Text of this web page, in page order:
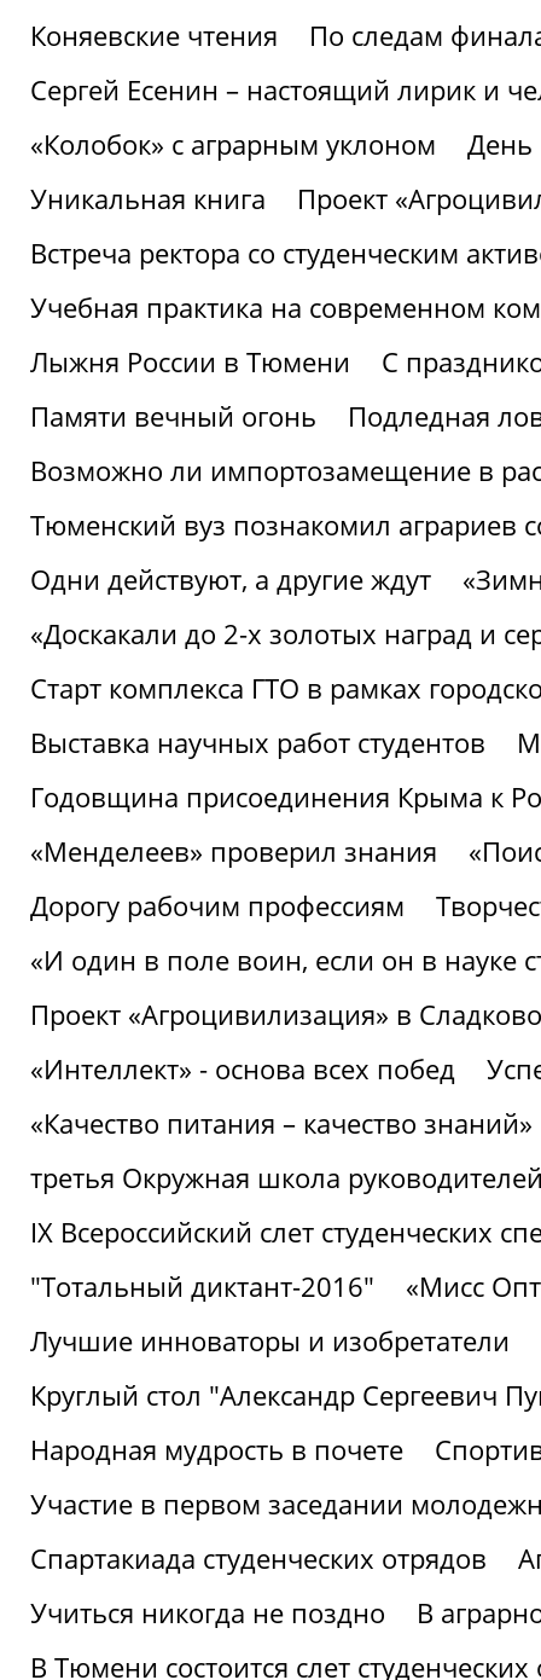
Коняевские чтения
По следам
Сергей Есенин – настоящий лирик и
«Колобок» с аграрным уклоном
День
Уникальная книга
Проект
Встреча ректора со студенческим
Учебная практика на современном
Лыжня России в Тюмени
С
Памяти вечный огонь
Подледная
Возможно ли импортозамещение в
Тюменский вуз познакомил аграриев
Одни действуют, а другие ждут
«Доскакали до 2-х золотых наград и
Старт комплекса ГТО в рамках
Выставка научных работ студентов
Годовщина присоединения Крыма к
«Менделеев» проверил знания
Дорогу рабочим профессиям
«И один в поле воин, если он в науке
Проект «Агроцивилизация» в Сладково
«Интеллект» - основа всех побед
«Качество питания – качество знаний»
третья Окружная школа
IХ Всероссийский слет студенческих
"Тотальный диктант-2016"
«Мисс
Лучшие инноваторы и изобретатели
Круглый стол "Александр Сергеевич
Народная мудрость в почете
Участие в первом заседании
Спартакиада студенческих отрядов
Учиться никогда не поздно
В
В Тюмени состоится слет